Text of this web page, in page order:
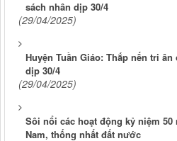
sách nhân dịp 30/4
(29/04/2025)
Huyện Tuần Giáo: Thắp nến tri
dịp 30/4
(29/04/2025)
Sôi nổi các hoạt động kỷ niệm
Nam, thống nhất đất nước